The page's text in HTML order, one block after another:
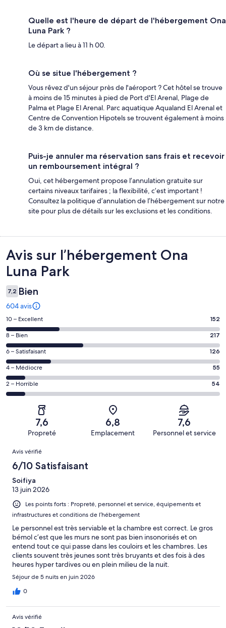
Quelle est l'heure de départ de l'hébergement Ona
Luna Park ?
Le départ a lieu à 11 h 00.
Où se situe l'hébergement ?
Vous rêvez d'un séjour près de l'aéroport ? Cet hôtel se trouve
à moins de 15 minutes à pied de Port d'El Arenal, Plage de
Palma et Plage El Arenal. Parc aquatique Aqualand El Arenal et
Centre de Convention Hipotels se trouvent également à moins
de 3 km de distance.
Puis-je annuler ma réservation sans frais et recevoir
un remboursement intégral ?
Oui, cet hébergement propose l’annulation gratuite sur
certains niveaux tarifaires ; la flexibilité, c’est important !
Consultez la politique d’annulation de l’hébergement sur notre
site pour plus de détails sur les exclusions et les conditions.
Avis
Avis sur l’hébergement Ona
Luna Park
7,2 Bien
604 avis
Note
des
voyageurs
de 10
(Excellent),
d’après 152 avis
sur 604.
10 – Excellent 152
Note
des
voyageurs
de 8
(Bien),
d’après 217 avis
sur 604.
8 – Bien 217
Note
des
voyageurs
de 6
(Satisfaisant),
d’après 126 avis
6 – Satisfaisant 126
Note
des
voyageurs
(Médiocre),
d’après 55 avis
sur 604.
4 – Médiocre 55
Note
des
voyageurs
(Horrible),
d’après 54 avis
sur 604.
2 – Horrible 54
7,6
Propreté
6,8
Emplacement
7,6
Personnel et service
Avis
Avis vérifié
6/10 Satisfaisant
Soifiya
13 juin 2026
Les points forts : Propreté, personnel et service, équipements et
infrastructures et conditions de l’hébergement
Le personnel est très serviable et la chambre est correct. Le gros
bémol c’est que les murs ne sont pas bien insonorisés et on
entend tout ce qui passe dans les couloirs et les chambres. Les
clients souvent très jeunes sont très bruyants et des fois à des
heures hyper tardives ou en plein milieu de la nuit.
Séjour de 5 nuits en juin 2026
0
Avis vérifié